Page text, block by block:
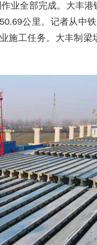
业全部完成。大丰
公里。记者从中
施工任务。大丰制梁